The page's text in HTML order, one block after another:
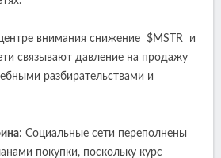
внимания снижение $MSTR и
связывают давление на продажу
разбирательствами и
: Социальные сети переполнены
покупки, поскольку курс